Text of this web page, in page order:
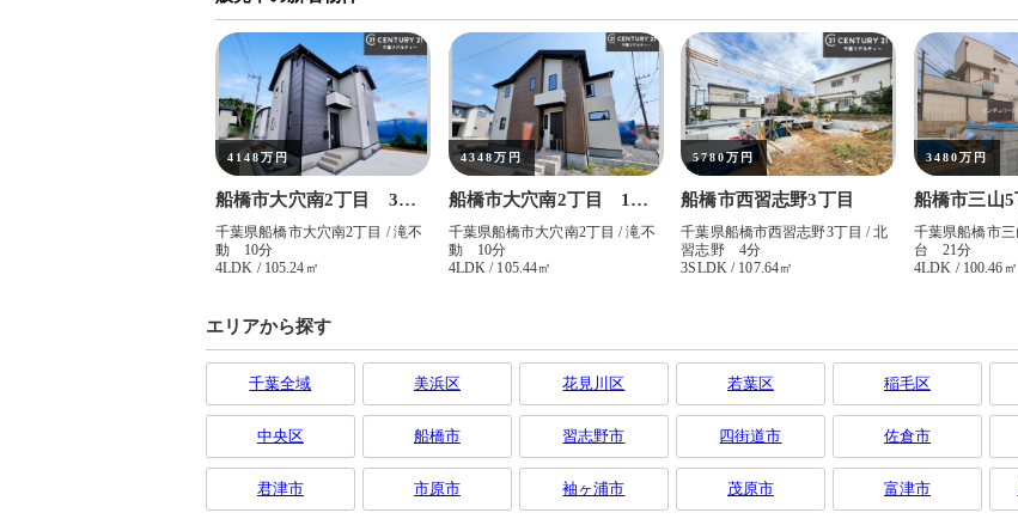
エリアから探す
千葉全域 美浜区 花見川区 若葉区 稲毛区
中央区 船橋市 習志野市 四街道市 佐倉市
君津市 市原市 袖ヶ浦市 茂原市 富津市